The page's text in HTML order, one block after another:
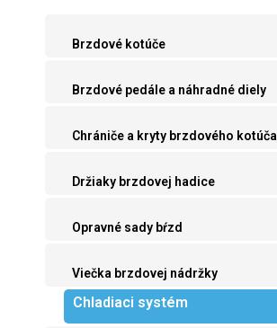
Brzdové kotúče
Brzdové pedále a náhradné diely
Chrániče a kryty brzdového kotúča
Držiaky brzdovej hadice
Opravné sady bŕzd
Viečka brzdovej nádržky
Chladiaci systém